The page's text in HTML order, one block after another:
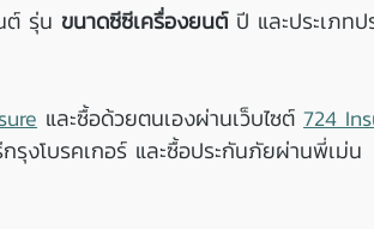
ต์ รุ่น ขนาดซีซีเครื่องยนต์ ปี และประเภท
และซื้อด้วยตนเองผ่านเว็บไซต์ 724
งโบรคเกอร์ และซื้อประกันภัยผ่านพี่เม่น